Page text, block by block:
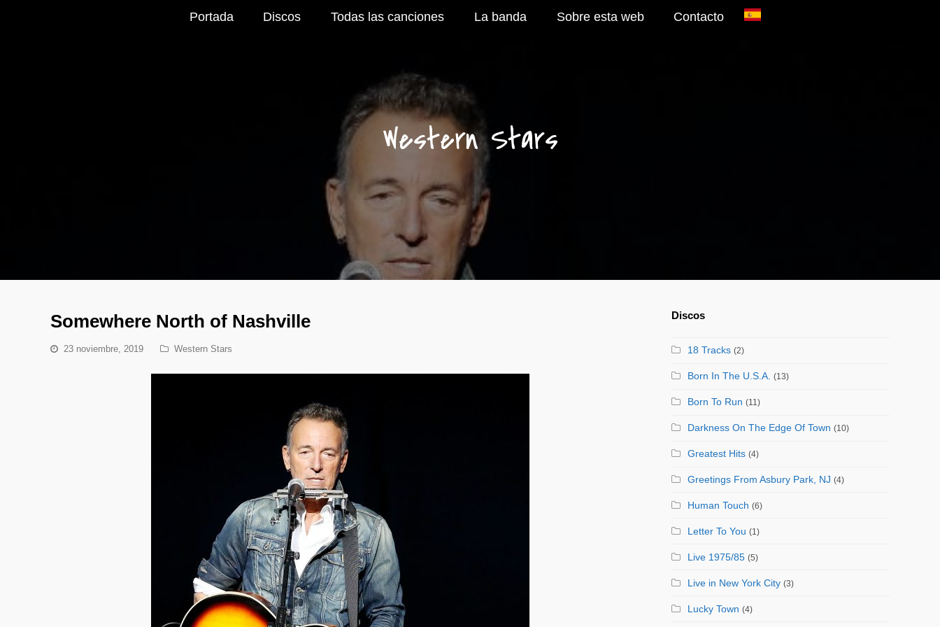
Portada Discos Todas las canciones La banda Sobre esta web Contacto
Western Stars
Somewhere North of Nashville
23 noviembre, 2019 Western Stars
Discos
18 Tracks (2)
Born In The U.S.A. (13)
Born To Run (11)
Darkness On The Edge Of Town (10)
Greatest Hits (4)
Greetings From Asbury Park, NJ (4)
Human Touch (6)
Letter To You (1)
Live 1975/85 (5)
Live in New York City (3)
Lucky Town (4)